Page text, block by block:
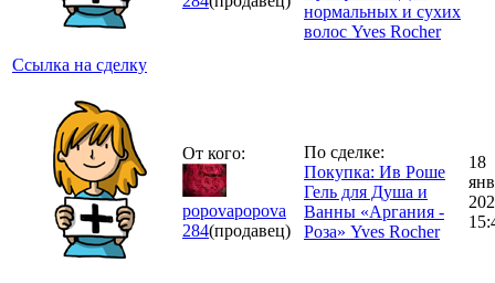
Ссылка на сделку
нормальных и сухих
волос Yves Rocher
От кого:
popovapopova
284(продавец)
По сделке:
Покупка: Ив Роше
Гель для Душа и
Ванны «Аргания -
Роза» Yves Rocher
18
янв